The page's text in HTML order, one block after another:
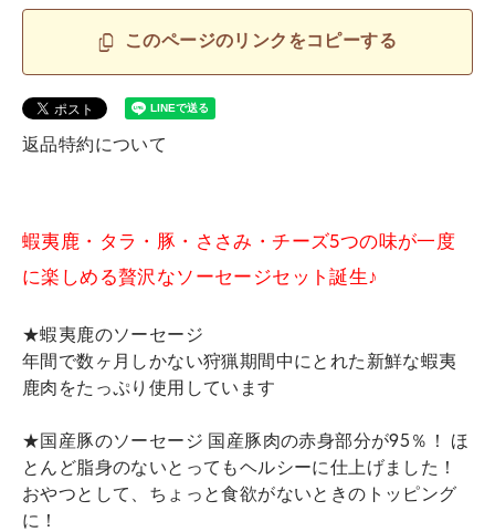
このページのリンクをコピーする
返品特約について
蝦夷鹿・タラ・豚・ささみ・チーズ5つの味が一度
に楽しめる贅沢なソーセージセット誕生♪
★蝦夷鹿のソーセージ
年間で数ヶ月しかない狩猟期間中にとれた新鮮な蝦夷
鹿肉をたっぷり使用しています
★国産豚のソーセージ 国産豚肉の赤身部分が95％！ ほ
とんど脂身のないとってもヘルシーに仕上げました！
おやつとして、ちょっと食欲がないときのトッピング
に！